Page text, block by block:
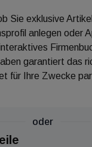
der
im letzten
knapp 12
der Sektor zwar so
Gouverneur
Sie exklusive
anlegen oder
garantiert das
für Ihre Zwecke
oder